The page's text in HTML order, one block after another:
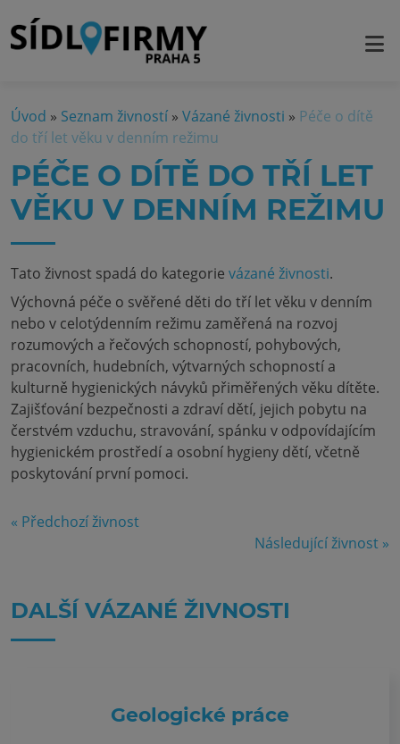
Úvod » Seznam živností » Vázané živnosti » Péče o dítě
do tří let věku v denním režimu
PÉČE O DÍTĚ DO TŘÍ LET
VĚKU V DENNÍM REŽIMU
Tato živnost spadá do kategorie vázané živnosti.
Výchovná péče o svěřené děti do tří let věku v denním
nebo v celotýdenním režimu zaměřená na rozvoj
rozumových a řečových schopností, pohybových,
pracovních, hudebních, výtvarných schopností a
kulturně hygienických návyků přiměřených věku dítěte.
Zajišťování bezpečnosti a zdraví dětí, jejich pobytu na
čerstvém vzduchu, stravování, spánku v odpovídajícím
hygienickém prostředí a osobní hygieny dětí, včetně
poskytování první pomoci.
« Předchozí živnost
Následující živnost »
DALŠÍ VÁZANÉ ŽIVNOSTI
Geologické práce